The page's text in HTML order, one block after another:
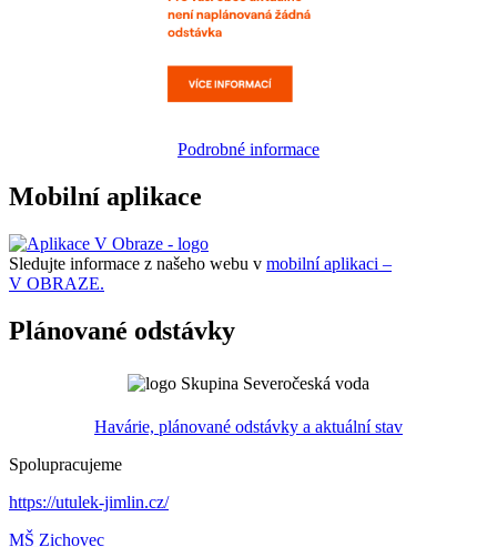
Podrobné informace
Mobilní aplikace
Sledujte informace z našeho webu v mobilní aplikaci –
V OBRAZE.
Plánované odstávky
Havárie, plánované odstávky a aktuální stav
Spolupracujeme
https://utulek-jimlin.cz/
MŠ Zichovec